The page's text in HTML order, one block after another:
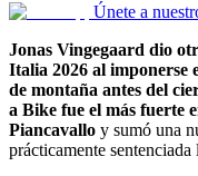
Únete a
Jonas Vingegaard dio
Italia 2026 al imponerse
de montaña antes del
a Bike fue el más fuerte
Piancavallo y sumó una
prácticamente